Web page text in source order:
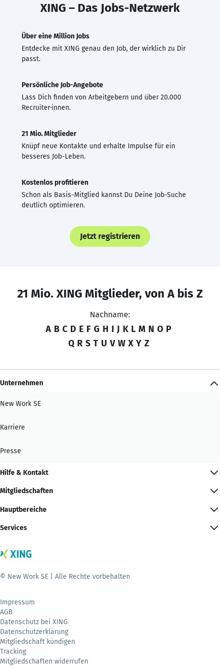
XING – Das Jobs-Netzwerk
Über eine Million Jobs
Entdecke mit XING genau den Job, der wirklich zu Dir
passt.
Persönliche Job-Angebote
Lass Dich finden von Arbeitgebern und über 20.000
Recruiter·innen.
21 Mio. Mitglieder
Knüpf neue Kontakte und erhalte Impulse für ein
besseres Job-Leben.
Kostenlos profitieren
Schon als Basis-Mitglied kannst Du Deine Job-Suche
deutlich optimieren.
Jetzt registrieren
21 Mio. XING Mitglieder, von A bis Z
Nachname:
A B C D E F G H I J K L M N O P
Q R S T U V W X Y Z
Unternehmen
New Work SE
Karriere
Presse
Hilfe & Kontakt
Mitgliedschaften
Hauptbereiche
Services
© New Work SE | Alle Rechte vorbehalten
Impressum
AGB
Datenschutz bei XING
Datenschutzerklärung
Mitgliedschaft kündigen
Tracking
Mitgliedschaften widerrufen